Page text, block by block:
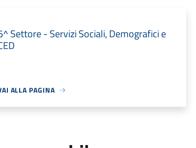
Settore - Servizi Sociali, Demografici e
ALLA PAGINA